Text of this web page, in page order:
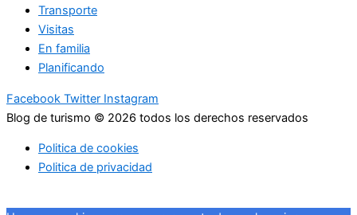
Transporte
Visitas
En familia
Planificando
Facebook Twitter Instagram
Blog de turismo © 2026 todos los derechos reservados
Politica de cookies
Politica de privacidad